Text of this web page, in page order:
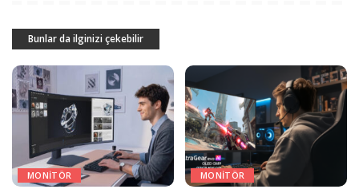
Bunlar da ilginizi çekebilir
MONITÖR MONITÖR